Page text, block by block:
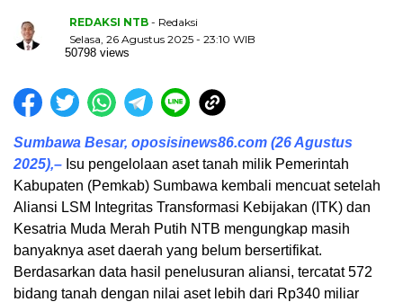
REDAKSI NTB - Redaksi
Selasa, 26 Agustus 2025 - 23:10 WIB
50798 views
Sumbawa Besar, oposisinews86.com (26 Agustus
2025),– Isu pengelolaan aset tanah milik Pemerintah
Kabupaten (Pemkab) Sumbawa kembali mencuat setelah
Aliansi LSM Integritas Transformasi Kebijakan (ITK) dan
Kesatria Muda Merah Putih NTB mengungkap masih
banyaknya aset daerah yang belum bersertifikat.
Berdasarkan data hasil penelusuran aliansi, tercatat 572
bidang tanah dengan nilai aset lebih dari Rp340 miliar